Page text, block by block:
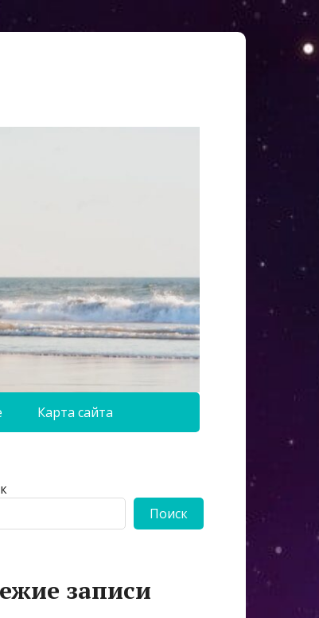
Карта сайта
Поиск
записи